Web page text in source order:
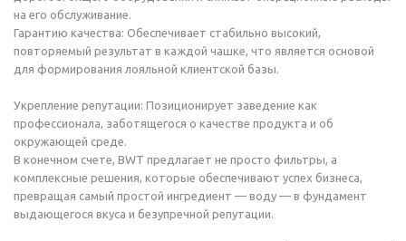
на его обслуживание.
Гарантию качества: Обеспечивает стабильно высокий,
повторяемый результат в каждой чашке, что является основой
для формирования лояльной клиентской базы.
Укрепление репутации: Позиционирует заведение как
профессионала, заботящегося о качестве продукта и об
окружающей среде.
В конечном счете, BWT предлагает не просто фильтры, а
комплексные решения, которые обеспечивают успех бизнеса,
превращая самый простой ингредиент — воду — в фундамент
выдающегося вкуса и безупречной репутации.